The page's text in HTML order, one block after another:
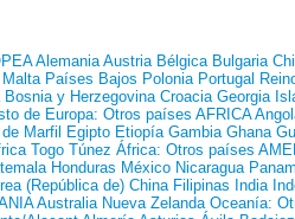
Alemania Austria Bélgica Bulgaria
Malta Países Bajos Polonia Portugal
Bosnia y Herzegovina Croacia Georgia
de Europa: Otros países AFRICA
Marfil Egipto Etiopía Gambia Ghana
Togo Túnez África: Otros países
Honduras México Nicaragua
(República de) China Filipinas India
Australia Nueva Zelanda Oceanía: